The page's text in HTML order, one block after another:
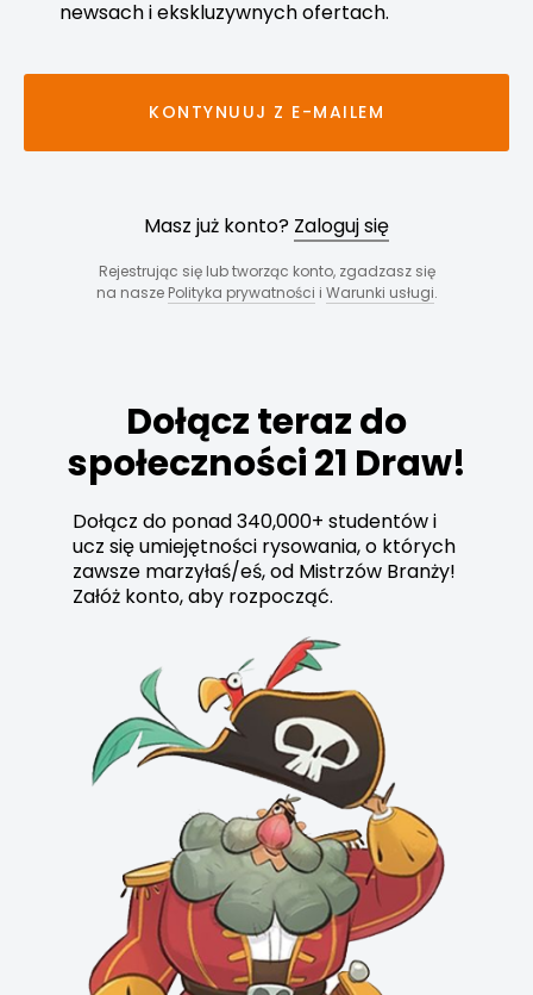
newsach i ekskluzywnych ofertach.
KONTYNUUJ Z E-MAILEM
Masz już konto? Zaloguj się
Rejestrując się lub tworząc konto, zgadzasz się
na nasze Polityka prywatności i Warunki usługi.
Dołącz teraz do
społeczności 21 Draw!
Dołącz do ponad 340,000+ studentów i
ucz się umiejętności rysowania, o których
zawsze marzyłaś/eś, od Mistrzów Branży!
Załóż konto, aby rozpocząć.